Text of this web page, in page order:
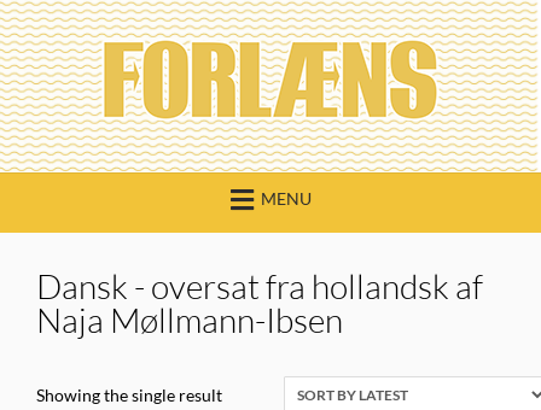
Skip
to
content
MENU
Dansk - oversat fra hollandsk af
Naja Møllmann-Ibsen
Showing the single result